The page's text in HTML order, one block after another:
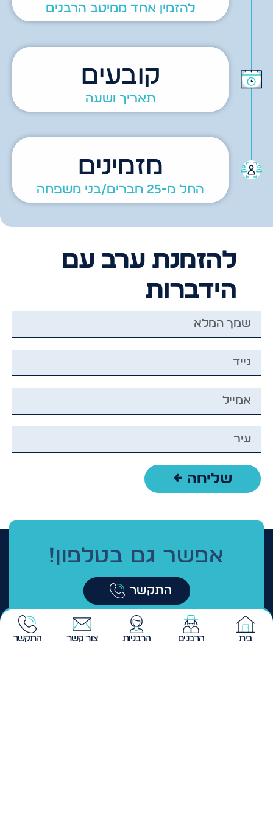
להזמין אחד ממיטב הרבנים
קובעים
תאריך ושעה
מזמינים
החל מ-25 חברים/בני משפחה
להזמנת ערב עם
הידברות
שליחה ←
אפשר גם בטלפון!
התקשר
בית הרבנים הרבניות צור קשר התקשר